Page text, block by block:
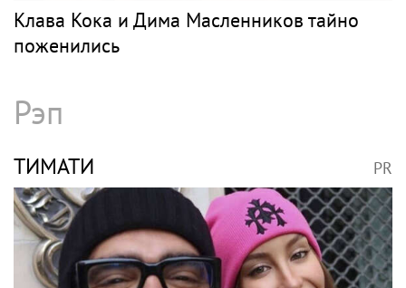
Клава Кока и Дима Масленников тайно
поженились
Рэп
ТИМАТИ PR